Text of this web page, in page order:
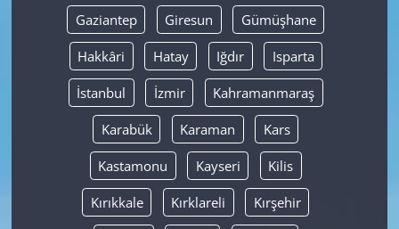
Gaziantep Giresun Gümüşhane
Hakkâri Hatay Iğdır Isparta
İstanbul İzmir Kahramanmaraş
Karabük Karaman Kars
Kastamonu Kayseri Kilis
Kırıkkale Kırklareli Kırşehir